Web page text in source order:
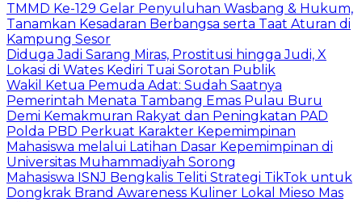
TMMD Ke-129 Gelar Penyuluhan Wasbang & Hukum,
Tanamkan Kesadaran Berbangsa serta Taat Aturan di
Kampung Sesor
Diduga Jadi Sarang Miras, Prostitusi hingga Judi, X
Lokasi di Wates Kediri Tuai Sorotan Publik
Wakil Ketua Pemuda Adat: Sudah Saatnya
Pemerintah Menata Tambang Emas Pulau Buru
Demi Kemakmuran Rakyat dan Peningkatan PAD
Polda PBD Perkuat Karakter Kepemimpinan
Mahasiswa melalui Latihan Dasar Kepemimpinan di
Universitas Muhammadiyah Sorong
Mahasiswa ISNJ Bengkalis Teliti Strategi TikTok untuk
Dongkrak Brand Awareness Kuliner Lokal Mieso Mas